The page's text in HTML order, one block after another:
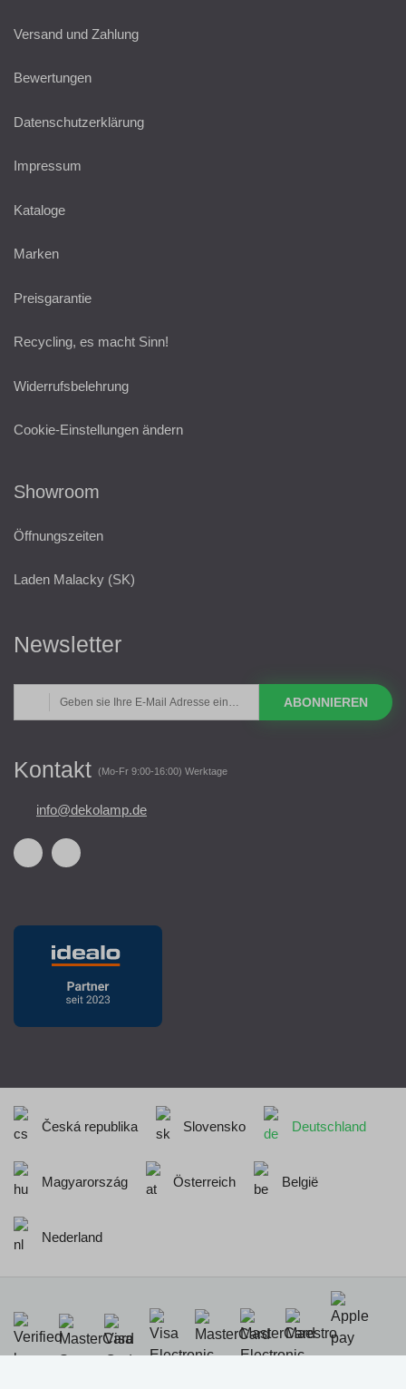
Versand und Zahlung
Bewertungen
Datenschutzerklärung
Impressum
Kataloge
Marken
Preisgarantie
Recycling, es macht Sinn!
Widerrufsbelehrung
Cookie-Einstellungen ändern
Showroom
Öffnungszeiten
Laden Malacky (SK)
Newsletter
ABONNIEREN
Kontakt (Mo-Fr 9:00-16:00) Werktage
info@dekolamp.de
Česká republika Slovensko Deutschland
Magyarország Österreich België
Nederland